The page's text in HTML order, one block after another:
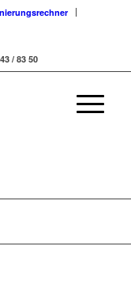
/ 83 50